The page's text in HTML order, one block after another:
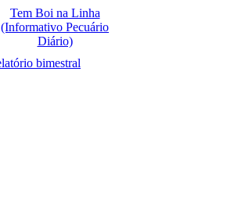
Tem Boi na Linha
(Informativo Pecuário
Diário)